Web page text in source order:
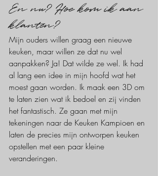
En nu? Hoe kom ik aan
klanten?
Mijn ouders willen graag een nieuwe
keuken, maar willen ze dat nu wel
aanpakken? Ja! Dat wilde ze wel. Ik had
al lang een idee in mijn hoofd wat het
moest gaan worden. Ik maak een 3D om
te laten zien wat ik bedoel en zij vinden
het fantastisch. Ze gaan met mijn
tekeningen naar de Keuken Kampioen en
laten de precies mijn ontworpen keuken
opstellen met een paar kleine
veranderingen.